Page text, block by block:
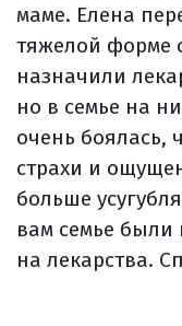
маме. Елена
тяжелой форме
назначили
но в семье на
очень боялась,
страхи и
больше
вам семье были
на лекарства.